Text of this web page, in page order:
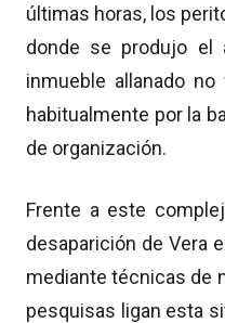
últimas horas, los
donde se produjo el
inmueble allanado
habitualmente por la
de organización.
Frente a este
desaparición de Vera
mediante técnicas de
pesquisas ligan esta